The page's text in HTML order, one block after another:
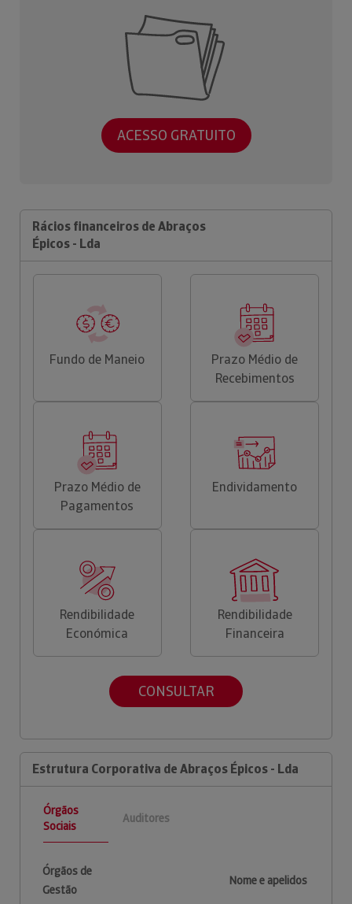
ACESSO GRATUITO
Rácios financeiros de Abraços
Épicos - Lda
Fundo de Maneio
Prazo Médio de
Recebimentos
Prazo Médio de
Pagamentos
Endividamento
Rendibilidade
Económica
Rendibilidade
Financeira
CONSULTAR
Estrutura Corporativa de Abraços Épicos - Lda
Órgãos
Sociais
Auditores
Órgãos de
Gestão
Nome e apelidos